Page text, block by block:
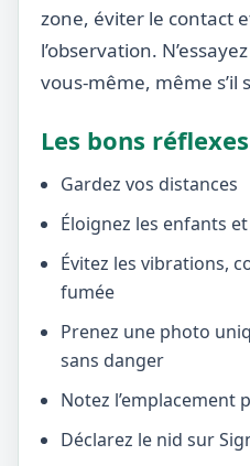
zone, éviter le contact
l’observation.
vous-même, même s’il
Les bons réflexes
Gardez vos distances
Éloignez les enfants
Évitez les vibrations,
fumée
Prenez une photo
sans danger
Notez l’emplacement
Déclarez le nid sur